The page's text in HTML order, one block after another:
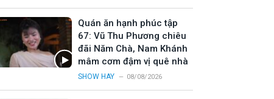
Quán ăn hạnh phúc tập
67: Vũ Thu Phương chiêu
đãi Năm Chà, Nam Khánh
mâm cơm đậm vị quê nhà
SHOW HAY 08/08/2026